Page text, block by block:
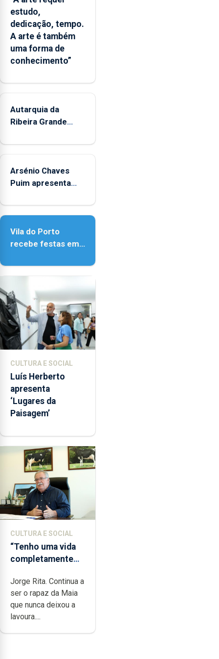
numa
ferramenta
que
poderá
apoiar
a
das
marinhas
protegidas,
previsão
alterações
no
e
a
fiscalização
estudo,
dedicação, tempo.
A arte é também
uma forma de
conhecimento”
Autarquia da
Ribeira Grande
"Museus no Verão"
Arsénio Chaves
Puim apresenta
de Vila do Porto
Vila do Porto
recebe festas em
Senhora da
CULTURA E SOCIAL
Luís Herberto
apresenta
‘Lugares da
Paisagem’
CULTURA E SOCIAL
“Tenho uma vida
completamente
dedicação, gosto
e muita paixão”
Jorge Rita. Continua a
ser o rapaz da Maia
que nunca deixou a
lavoura....